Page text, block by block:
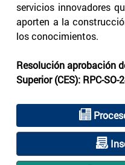
servicios innovadores
aporten a la
los conocimientos.
Resolución aprobación
Superior (CES): RPC-SO-